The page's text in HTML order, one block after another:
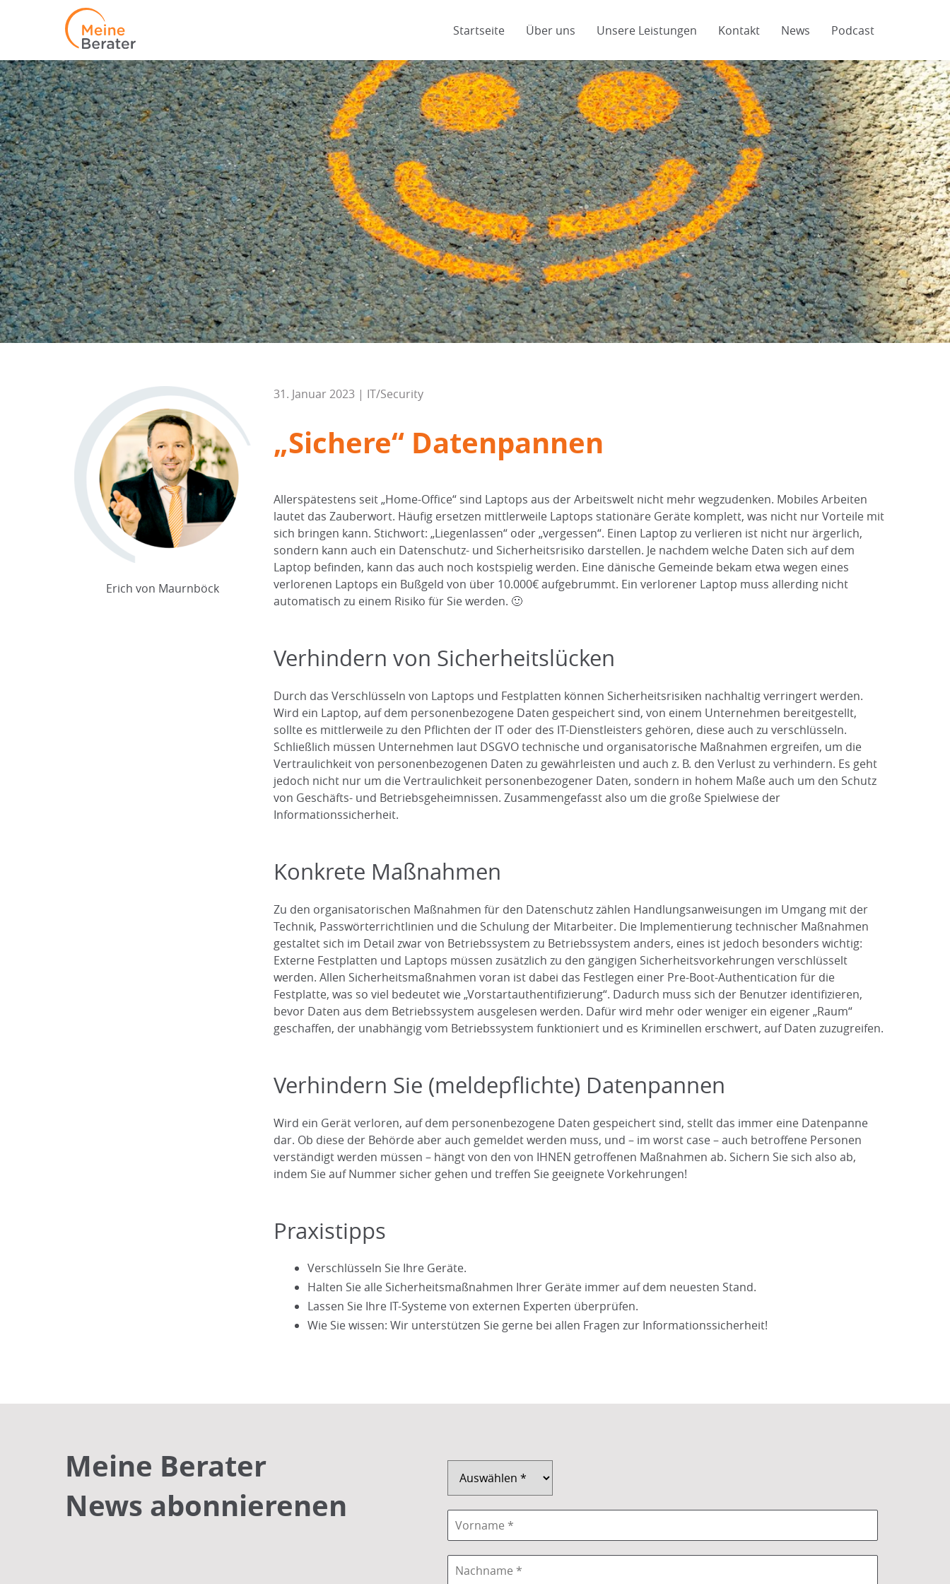
Startseite Über uns Unsere Leistungen Kontakt News Podcast
31. Januar 2023 | IT/Security
„Sichere“ Datenpannen
Allerspätestens seit „Home-Office“ sind Laptops aus der Arbeitswelt nicht mehr wegzudenken. Mobiles Arbeiten
lautet das Zauberwort. Häufig ersetzen mittlerweile Laptops stationäre Geräte komplett, was nicht nur Vorteile mit
sich bringen kann. Stichwort: „Liegenlassen“ oder „vergessen“. Einen Laptop zu verlieren ist nicht nur ärgerlich,
sondern kann auch ein Datenschutz- und Sicherheitsrisiko darstellen. Je nachdem welche Daten sich auf dem
Laptop befinden, kann das auch noch kostspielig werden. Eine dänische Gemeinde bekam etwa wegen eines
verlorenen Laptops ein Bußgeld von über 10.000€ aufgebrummt. Ein verlorener Laptop muss allerding nicht
automatisch zu einem Risiko für Sie werden. 🙂
Verhindern von Sicherheitslücken
Durch das Verschlüsseln von Laptops und Festplatten können Sicherheitsrisiken nachhaltig verringert werden.
Wird ein Laptop, auf dem personenbezogene Daten gespeichert sind, von einem Unternehmen bereitgestellt,
sollte es mittlerweile zu den Pflichten der IT oder des IT-Dienstleisters gehören, diese auch zu verschlüsseln.
Schließlich müssen Unternehmen laut DSGVO technische und organisatorische Maßnahmen ergreifen, um die
Vertraulichkeit von personenbezogenen Daten zu gewährleisten und auch z. B. den Verlust zu verhindern. Es geht
jedoch nicht nur um die Vertraulichkeit personenbezogener Daten, sondern in hohem Maße auch um den Schutz
von Geschäfts- und Betriebsgeheimnissen. Zusammengefasst also um die große Spielwiese der
Informationssicherheit.
Konkrete Maßnahmen
Zu den organisatorischen Maßnahmen für den Datenschutz zählen Handlungsanweisungen im Umgang mit der
Technik, Passwörterrichtlinien und die Schulung der Mitarbeiter. Die Implementierung technischer Maßnahmen
gestaltet sich im Detail zwar von Betriebssystem zu Betriebssystem anders, eines ist jedoch besonders wichtig:
Externe Festplatten und Laptops müssen zusätzlich zu den gängigen Sicherheitsvorkehrungen verschlüsselt
werden. Allen Sicherheitsmaßnahmen voran ist dabei das Festlegen einer Pre-Boot-Authentication für die
Festplatte, was so viel bedeutet wie „Vorstartauthentifizierung“. Dadurch muss sich der Benutzer identifizieren,
bevor Daten aus dem Betriebssystem ausgelesen werden. Dafür wird mehr oder weniger ein eigener „Raum“
geschaffen, der unabhängig vom Betriebssystem funktioniert und es Kriminellen erschwert, auf Daten zuzugreifen.
Verhindern Sie (meldepflichte) Datenpannen
Wird ein Gerät verloren, auf dem personenbezogene Daten gespeichert sind, stellt das immer eine Datenpanne
dar. Ob diese der Behörde aber auch gemeldet werden muss, und – im worst case – auch betroffene Personen
verständigt werden müssen – hängt von den von IHNEN getroffenen Maßnahmen ab. Sichern Sie sich also ab,
indem Sie auf Nummer sicher gehen und treffen Sie geeignete Vorkehrungen!
Praxistipps
Verschlüsseln Sie Ihre Geräte.
Halten Sie alle Sicherheitsmaßnahmen Ihrer Geräte immer auf dem neuesten Stand.
Lassen Sie Ihre IT-Systeme von externen Experten überprüfen.
Wie Sie wissen: Wir unterstützen Sie gerne bei allen Fragen zur Informationssicherheit!
Erich von Maurnböck
Meine Berater
News abonnierenen